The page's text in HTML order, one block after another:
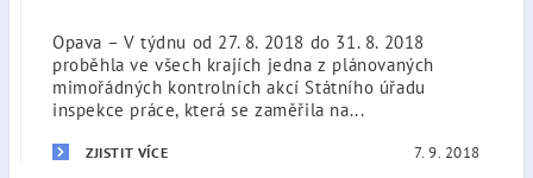
Opava – V týdnu od 27. 8. 2018 do 31. 8. 2018
proběhla ve všech krajích jedna z plánovaných
mimořádných kontrolních akcí Státního úřadu
inspekce práce, která se zaměřila na...
ZJISTIT VÍCE 7. 9. 2018